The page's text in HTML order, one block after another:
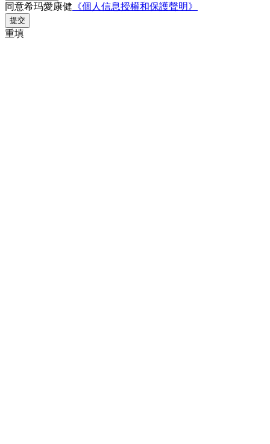
同意希玛愛康健 《個人信息授權和保護聲明》
提交
重填